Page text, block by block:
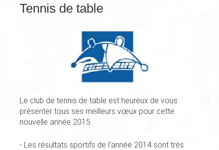
Tennis de table
Le club de tennis de table est heureux de vous
présenter tous ses meilleurs vœux pour cette
nouvelle année 2015 .
- Les résultats sportifs de l’année 2014 sont très